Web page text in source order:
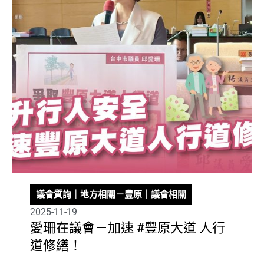
議會質詢 地方相關－豐原 議會相關
2025-11-19
愛珊在議會－加速 #豐原大道 人行
道修繕！